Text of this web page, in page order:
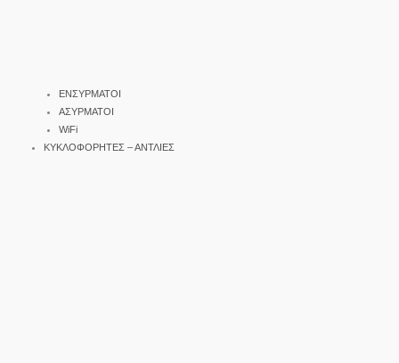
ΕΝΣΥΡΜΑΤΟΙ
ΑΣΥΡΜΑΤΟΙ
WiFi
ΚΥΚΛΟΦΟΡΗΤΕΣ – ΑΝΤΛΙΕΣ